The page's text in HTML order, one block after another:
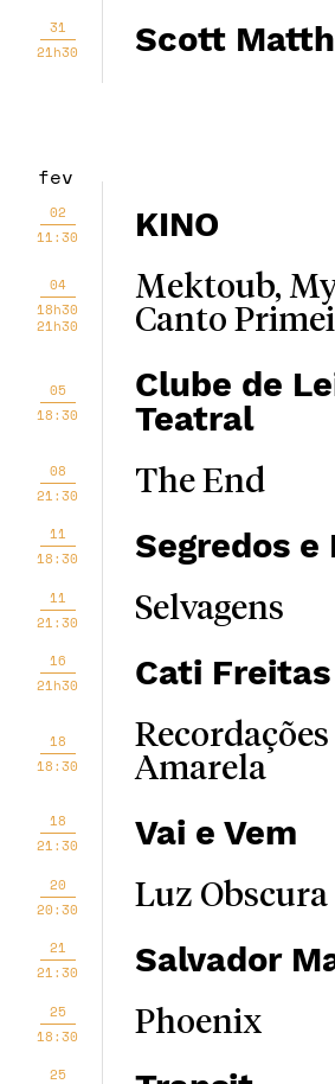
31
21h30
Scott
fev
02
11:30
KINO
04
18h30
21h30
Mektoub,
Canto
05
18:30
Clube de
Teatral
08
21:30
The End
11
18:30
Segredos
11
21:30
Selvagens
16
21h30
Cati Freitas
18
18:30
Recordações
Amarela
18
21:30
Vai e Vem
20
20:30
Luz Obscura
21
21:30
Salvador
25
18:30
Phoenix
25